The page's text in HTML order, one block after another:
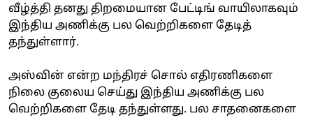
வீழ்த்தி தனது திறமையான பேட்டிங் வாயிலாகவும்
இந்திய அணிக்கு பல வெற்றிகளை தேடித்
தந்துள்ளார்.
அஸ்வின் என்ற மந்திரச் சொல் எதிரணிகளை
நிலை குலைய செய்து இந்திய அணிக்கு பல
வெற்றிகளை தேடி தந்துள்ளது. பல சாதனைகளை